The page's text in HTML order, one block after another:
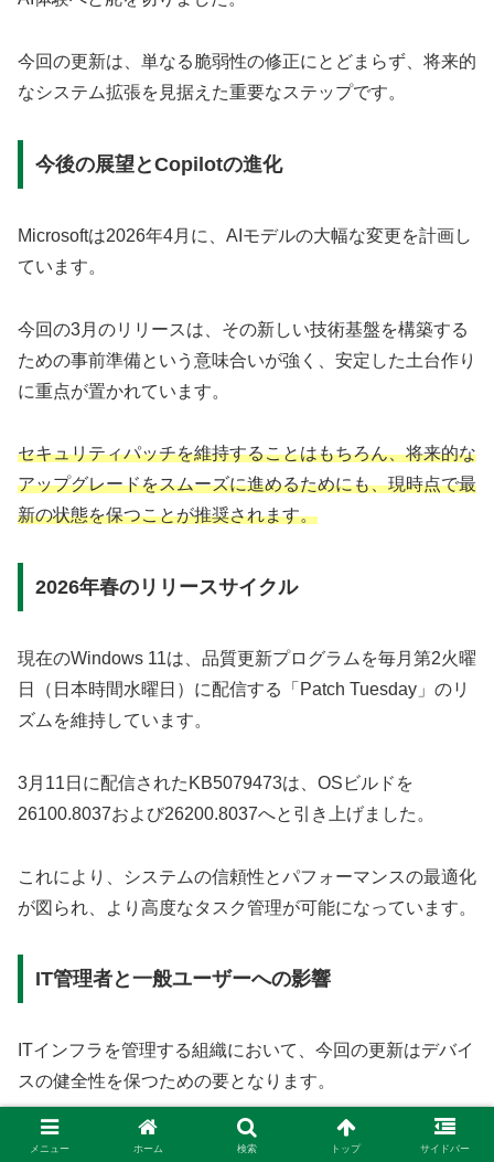
今回の更新は、単なる脆弱性の修正にとどまらず、将来的
なシステム拡張を見据えた重要なステップです。
今後の展望とCopilotの進化
Microsoftは2026年4月に、AIモデルの大幅な変更を計画し
ています。
今回の3月のリリースは、その新しい技術基盤を構築する
ための事前準備という意味合いが強く、安定した土台作り
に重点が置かれています。
セキュリティパッチを維持することはもちろん、将来的な
アップグレードをスムーズに進めるためにも、現時点で最
新の状態を保つことが推奨されます。
2026年春のリリースサイクル
現在のWindows 11は、品質更新プログラムを毎月第2火曜
日（日本時間水曜日）に配信する「Patch Tuesday」のリ
ズムを維持しています。
3月11日に配信されたKB5079473は、OSビルドを
26100.8037および26200.8037へと引き上げました。
これにより、システムの信頼性とパフォーマンスの最適化
が図られ、より高度なタスク管理が可能になっています。
IT管理者と一般ユーザーへの影響
ITインフラを管理する組織において、今回の更新はデバイ
スの健全性を保つための要となります。
管理者権限を用いて一括展開を行う際は、配布フォルダー
メニュー ホーム 検索 トップ サイドバー